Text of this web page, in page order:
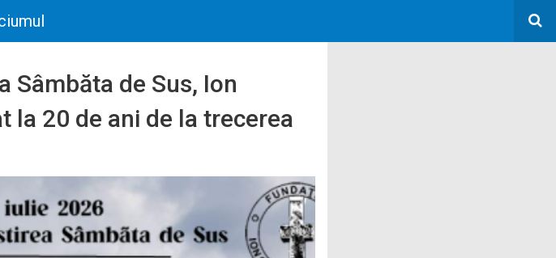
Sâmbăta de Sus, Ion
la 20 de ani de la trecerea